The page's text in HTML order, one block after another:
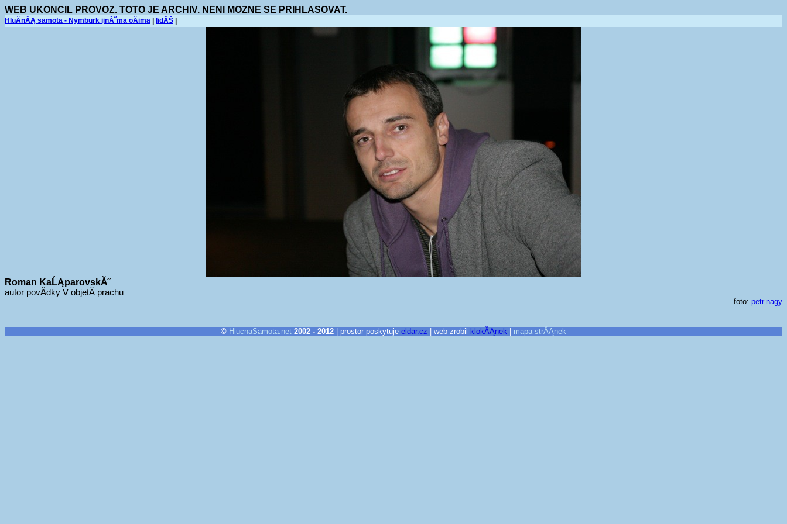
WEB UKONCIL PROVOZ. TOTO JE ARCHIV. NENI MOZNE SE PRIHLASOVAT.
HluÄnĂĄ samota - Nymburk jinĂ˝ma oÄima lidĂŠ
Roman KaĹĄparovskĂ˝
autor povĂ­dky V objetĂ­ prachu
foto: petr.nagy
© HlucnaSamota.net 2002 - 2012 | prostor poskytuje eldar.cz | web zrobil klokĂĄnek mapa strĂĄnek